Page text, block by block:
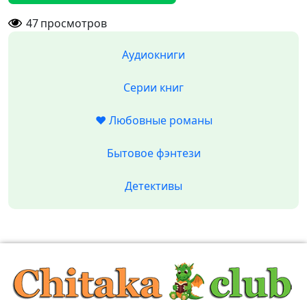
47просмотров
Аудиокниги
Серии книг
❤️ Любовные романы
Бытовое фэнтези
Детективы